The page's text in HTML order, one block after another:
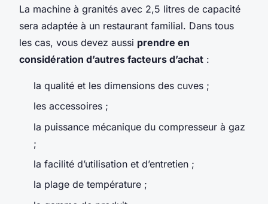
La machine à granités avec 2,5 litres de capacité
sera adaptée à un restaurant familial. Dans tous
les cas, vous devez aussi prendre en
considération d’autres facteurs d’achat :
la qualité et les dimensions des cuves ;
les accessoires ;
la puissance mécanique du compresseur à gaz
;
la facilité d’utilisation et d’entretien ;
la plage de température ;